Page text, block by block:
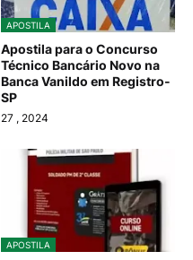
APOSTILA
Apostila para o Concurso
Técnico Bancário Novo na
Banca Vanildo em Registro-
SP
27 , 2024
APOSTILA